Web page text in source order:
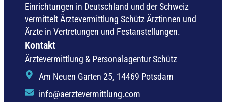
Einrichtungen in Deutschland und der Schweiz
vermittelt Ärztevermittlung Schütz Ärztinnen und
Ärzte in Vertretungen und Festanstellungen.
Kontakt
Ärztevermittlung & Personalagentur Schütz
Am Neuen Garten 25, 14469 Potsdam
info@aerztevermittlung.com